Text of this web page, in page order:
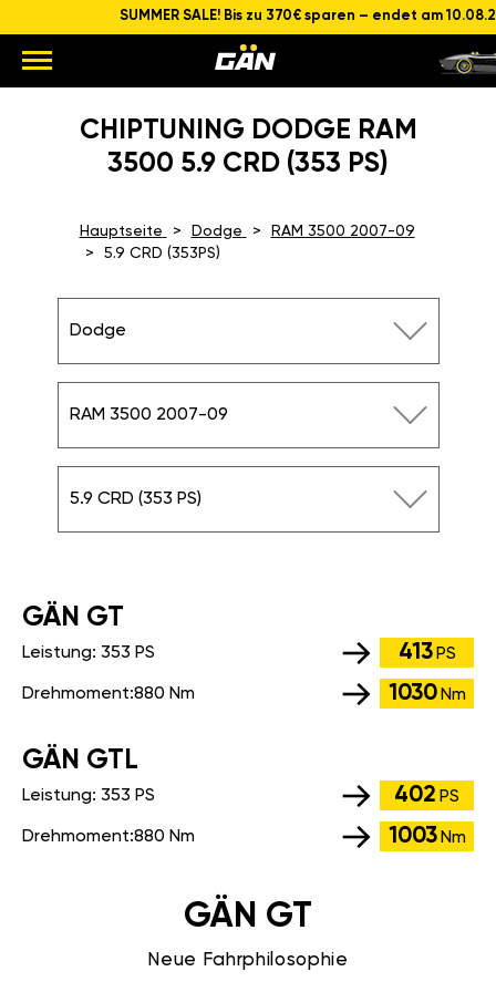
SUMMER SALE! Bis zu 370€ sparen – endet am
CHIPTUNING DODGE RAM
3500 5.9 CRD (353 PS)
Hauptseite Dodge
RAM 3500 2007-09
5.9 CRD (353PS)
Dodge
RAM 3500 2007-09
5.9 CRD (353 PS)
GÄN GT
Leistung: 353 PS 413 PS
Drehmoment:880 Nm 1030 Nm
GÄN GTL
Leistung: 353 PS 402 PS
Drehmoment:880 Nm 1003 Nm
GÄN GT
Neue Fahrphilosophie